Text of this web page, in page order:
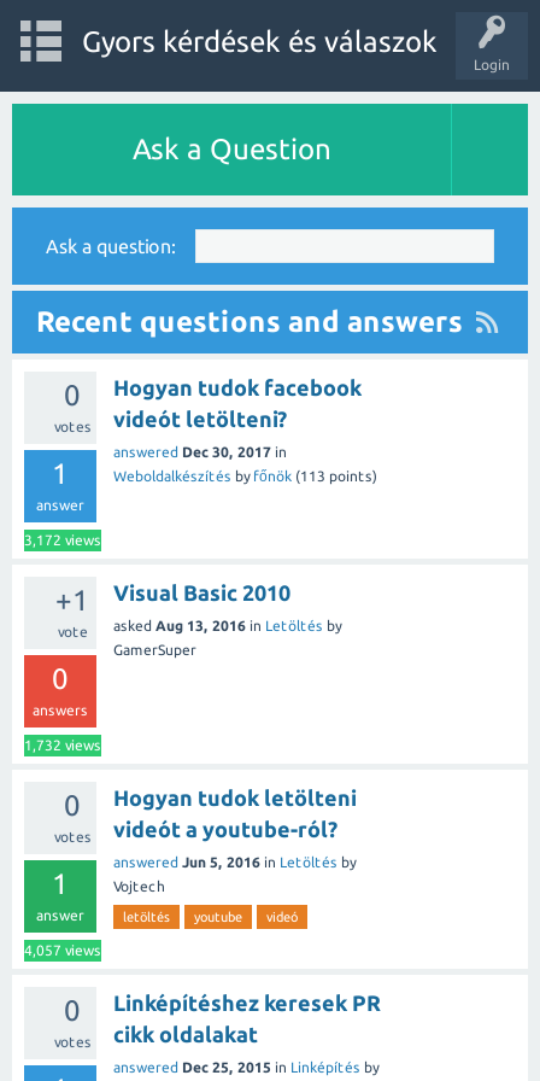
Login
Gyors kérdések és válaszok
Ask a Question
Ask a question:
Recent questions and answers
0
votes
1
answer
3,172 views
Hogyan tudok facebook
videót letölteni?
answered Dec 30, 2017 in
Weboldalkészítés by főnök (113 points)
+1
vote
0
answers
1,732 views
Visual Basic 2010
asked Aug 13, 2016 in Letöltés by
GamerSuper
0
votes
1
answer
4,057 views
Hogyan tudok letölteni
videót a youtube-ról?
answered Jun 5, 2016 in Letöltés by
Vojtech
letöltés youtube videó
0
votes
Linképítéshez keresek PR
cikk oldalakat
answered Dec 25, 2015 in Linképítés by